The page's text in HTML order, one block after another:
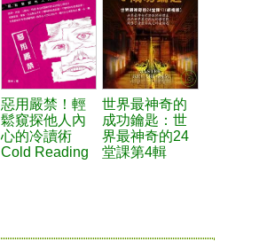
惡用嚴禁！輕
鬆窺探他人內
心的冷讀術
Cold Reading
世界最神奇的
成功鑰匙：世
界最神奇的24
堂課第4輯